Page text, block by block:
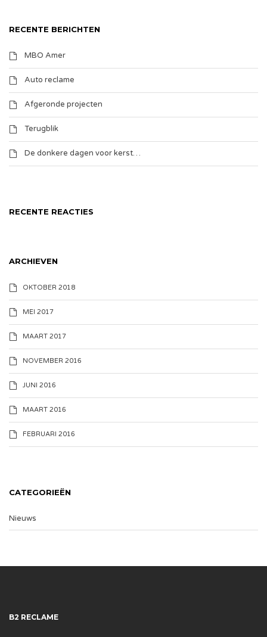
RECENTE BERICHTEN
MBO Amer
Auto reclame
Afgeronde projecten
Terugblik
De donkere dagen voor kerst…
RECENTE REACTIES
ARCHIEVEN
OKTOBER 2018
MEI 2017
MAART 2017
NOVEMBER 2016
JUNI 2016
MAART 2016
FEBRUARI 2016
CATEGORIEËN
Nieuws
B2 RECLAME